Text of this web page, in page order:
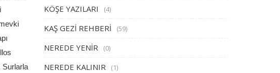
Surlarla
KÖŞE YAZILARI (4)
KAŞ GEZİ REHBERİ (59)
NEREDE YENİR (0)
NEREDE KALINIR (1)